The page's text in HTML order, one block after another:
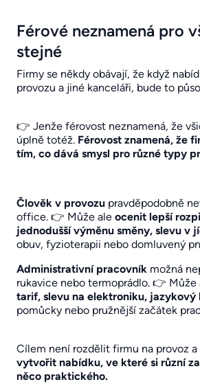
Férové neznamená pro
stejné
Firmy se někdy obávají, že když
provozu a jiné kanceláři, bude to
👉 Jenže férovost neznamená, že
úplně totéž. Férovost znamená, že
tím, co dává smysl pro různé typy
Člověk v provozu pravděpodobně
office. 👉 Může ale ocenit lepší
jednodušší výměnu směny, slevu v
obuv, fyzioterapii nebo domluvený
Administrativní pracovník možná
rukavice nebo termoprádlo. 👉 Může
tarif, slevu na elektroniku, jazykový
pomůcky nebo pružnější začátek
Cílem není rozdělit firmu na provoz a
vytvořit nabídku, ve které si různí
něco praktického.